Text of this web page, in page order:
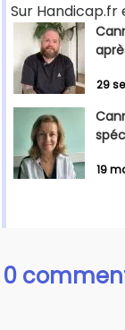
Sur Handicap.fr
29
19
0